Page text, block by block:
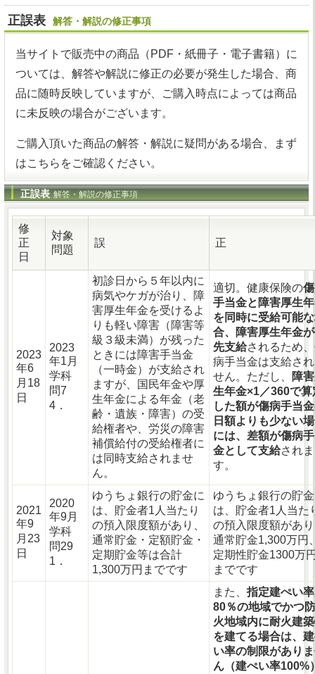
正誤表 解答・解説の修正事項
当サイトで販売中の商品（PDF・紙冊子・電子書籍）に
ついては、解答や解説に修正の必要が発生した場合、商
品に随時反映していますが、ご購入時点によっては商品
に未反映の場合がございます。
ご購入頂いた商品の解答・解説に疑問がある場合、まず
はこちらをご確認ください。
正誤表 解答・解説の修正事項
修
正
日
対象
問題
誤 正
2023
年6
月18
日
2023
年1月
学科
問7
4．
初診日から５年以内に
病気やケガが治り、障
害厚生年金を受けるよ
りも軽い障害（障害等
級３級未満）が残った
ときには障害手当金
（一時金）が支給され
ますが、国民年金や厚
生年金による年金（老
齢・遺族・障害）の受
給権者や、労災の障害
補償給付の受給権者に
は同時支給されませ
ん。
適切。健康保険の
手当金と障害厚生
を同時に受給可能
合、障害厚生年金
先支給されるため
病手当金は支給さ
せん。ただし、
障
生年金×1／360で算
した額が傷病手当
日額よりも少ない
には、差額が傷病
金として支給されま
す。
2021
年9
月23
日
2020
年9月
学科
問29
1．
ゆうちょ銀行の貯金に
は、貯金者1人当たり
の預入限度額があり、
通常貯金・定額貯金・
定期貯金等は合計
1,300万円までです
ゆうちょ銀行の貯
は、貯金者1人当た
の預入限度額があ
通常貯金1,300万円
定期性貯金1300万
までです
また、 指定建ぺい
80％の地域でかつ防
火地域内に耐火建
を建てる場合は、
い率の制限があり
ん（建ぺい率100%